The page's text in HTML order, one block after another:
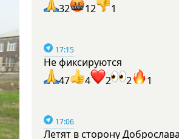
32
12 1
17:15
Не фиксируются
47
4 2 2 1
17:06
Летят в сторону Доброслава